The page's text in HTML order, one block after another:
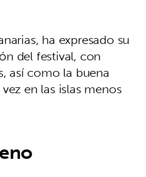
ha expresado su
del festival, con
así como la buena
en las islas menos